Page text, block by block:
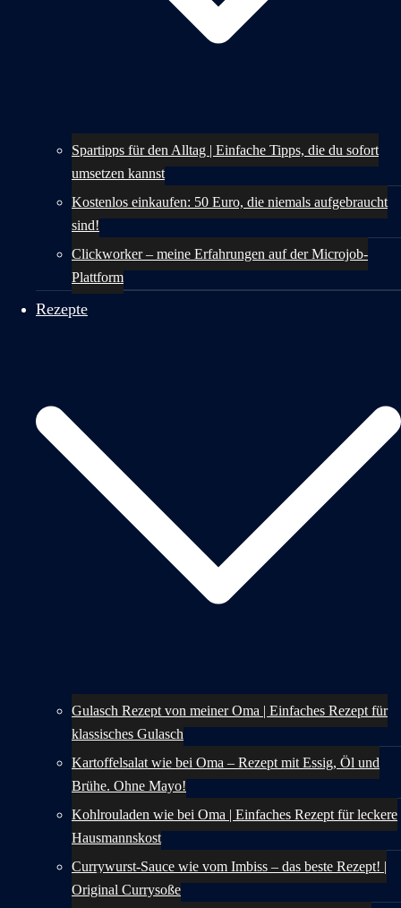
Spartipps für den Alltag | Einfache Tipps, die du sofort
umsetzen kannst
Kostenlos einkaufen: 50 Euro, die niemals aufgebraucht
sind!
Clickworker – meine Erfahrungen auf der Microjob-
Plattform
Rezepte
Gulasch Rezept von meiner Oma | Einfaches Rezept für
klassisches Gulasch
Kartoffelsalat wie bei Oma – Rezept mit Essig, Öl und
Brühe. Ohne Mayo!
Kohlrouladen wie bei Oma | Einfaches Rezept für leckere
Hausmannskost
Currywurst-Sauce wie vom Imbiss – das beste Rezept! |
Original Currysoße